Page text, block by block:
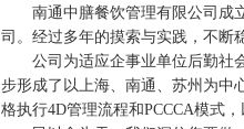
南通中膳餐饮管理有限公司成立
司。经过多年的摸索与实践，不断
公司为适应企事业单位后勤社会
步形成了以上海、南通、苏州为中
格执行4D管理流程和PCCCA模式